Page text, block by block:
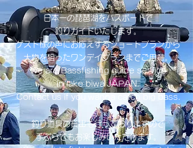
日本一の琵琶湖をバスボートで
釣りガイドいたします。
​ゲスト様の声にお応えするショートプランから
大物を狙ったワンデイプランまでご用意。
​We are Bassfishing guide service
in lake biwa ​JAPAN.
Contact us if you wanna catch big bass.
釣り道具の貸出も行っておりますので
手ぶらでもお楽しみいただけます。